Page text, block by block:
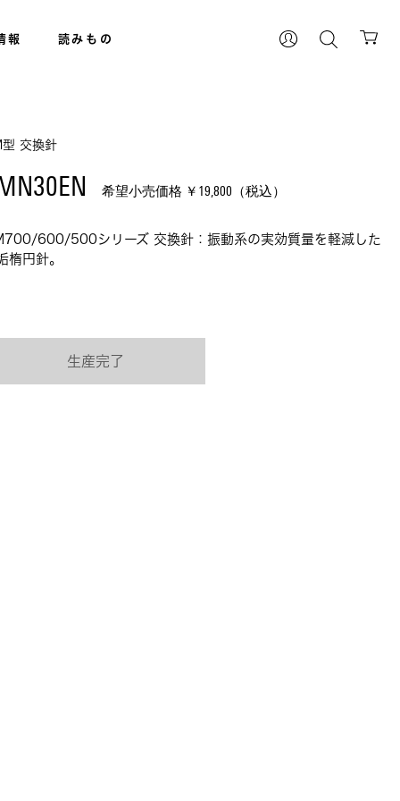
報 読みもの
交換針
希望小売価格 ￥ 19,800 （税込）
600/500シリーズ 交換針：振動系の実効質量を軽減した
楕円針。
生産完了